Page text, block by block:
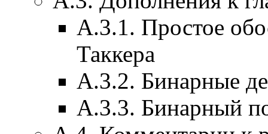
А.3.1. Простое
Таккера
А.3.2. Бинарные
А.3.3. Бинарный